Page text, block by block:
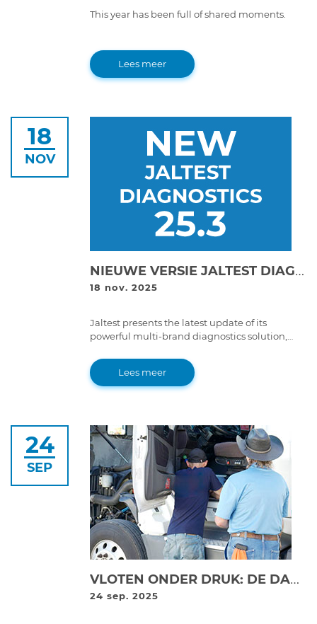
This year has been full of shared moments.
Lees meer
18
NOV
NIEUWE VERSIE JALTEST DIAGNOSTICS 25.3!
18 nov. 2025
Jaltest presents the latest update of its
powerful multi-brand diagnostics solution,
features and advanced functions, this version
takes the multi-brand diagnostics experience
to a whole new level.
Lees meer
24
SEP
VLOTEN ONDER DRUK: DE DAGELIJKSE REALITEIT VAN STILSTANDTIJD
24 sep. 2025